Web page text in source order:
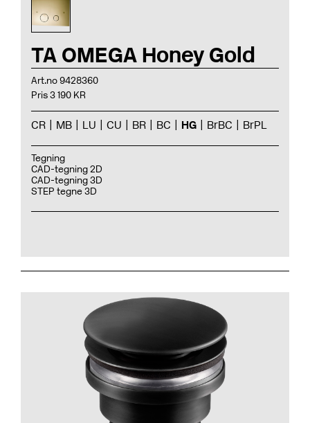
TA OMEGA Honey Gold
Art.no 9428360
Pris 3 190 KR
CR MB LU CU BR BC HG BrBC BrPL
Tegning
CAD-tegning 2D
CAD-tegning 3D
STEP tegne 3D